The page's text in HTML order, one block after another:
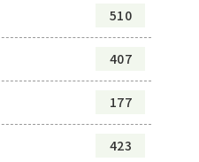
510
407
177
423